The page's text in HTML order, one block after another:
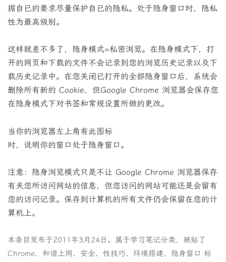
据自已的要求尽量保护自已的隐私。处于隐身窗口时，隐私
性为最高级别。
这样就差不多了，隐身模式=私密浏览。在隐身模式下，打
开的网页和下载的文件不会记录到您的浏览历史记录以及下
载历史记录中。在您关闭已打开的全部隐身窗口后，系统会
删除所有新的 Cookie，但Google Chrome 浏览器会保存您
在隐身模式下对书签和常规设置所做的更改。
当你的浏览器左上角有此图标
时，说明你的窗口处于隐身窗口。
注意：隐身浏览模式只是不让 Google Chrome 浏览器保存
有关您所访问网站的信息，但您访问的网站可能还是会留有
您的访问记录。保存到计算机的所有文件仍会保留在您的计
算机上。
本条目发布于2011年3月24日 。属于学习笔记分类，被贴了
Chrome、 和谐上网 、 安全、 性技巧、 环境搭建、 隐身窗口 标